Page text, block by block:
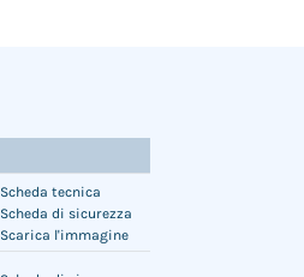
Scheda tecnica
Scheda di sicurezza
Scarica l'immagine